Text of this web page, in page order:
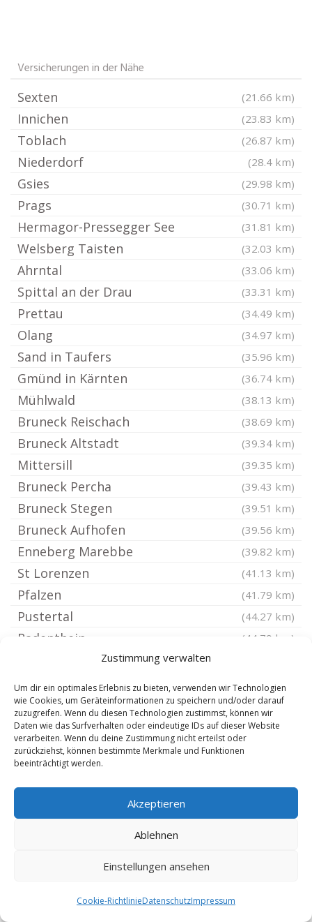
Zustimmung verwalten
Um dir ein optimales Erlebnis zu bieten, verwenden wir Technologien
wie Cookies, um Geräteinformationen zu speichern und/oder darauf
zuzugreifen. Wenn du diesen Technologien zustimmst, können wir
Daten wie das Surfverhalten oder eindeutige IDs auf dieser Website
verarbeiten. Wenn du deine Zustimmung nicht erteilst oder
zurückziehst, können bestimmte Merkmale und Funktionen
beeinträchtigt werden.
Akzeptieren
Ablehnen
Einstellungen ansehen
Cookie-RichtlinieDatenschutzImpressum
Versicherungen in der Nähe
Sexten (21.66 km)
Innichen (23.83 km)
Toblach (26.87 km)
Niederdorf (28.4 km)
Gsies (29.98 km)
Prags (30.71 km)
Hermagor-Pressegger See (31.81 km)
Welsberg Taisten (32.03 km)
Ahrntal (33.06 km)
Spittal an der Drau (33.31 km)
Prettau (34.49 km)
Olang (34.97 km)
Sand in Taufers (35.96 km)
Gmünd in Kärnten (36.74 km)
Mühlwald (38.13 km)
Bruneck Reischach (38.69 km)
Bruneck Altstadt (39.34 km)
Mittersill (39.35 km)
Bruneck Percha (39.43 km)
Bruneck Stegen (39.51 km)
Bruneck Aufhofen (39.56 km)
Enneberg Marebbe (39.82 km)
St Lorenzen (41.13 km)
Pfalzen (41.79 km)
Pustertal (44.27 km)
Radenthein (44.79 km)
Saalfelden am Steinernen Meer (45.68 km)
Bischofshofen (46.02 km)
Kitzbühel (46.46 km)
Terenten (47.29 km)
Lüsen
Radstadt (50.64 km)
Villach Völkendorf
Natz Schabs